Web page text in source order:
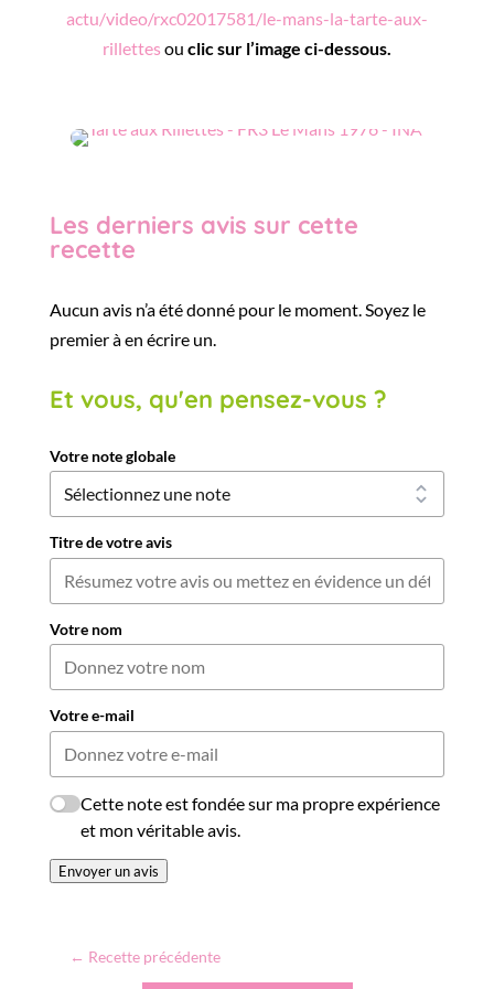
actu/video/rxc02017581/le-mans-la-tarte-aux-
rillettesou clic sur l’image ci-dessous.
Les derniers avis sur cette
recette
Aucun avis n’a été donné pour le moment. Soyez le
premier à en écrire un.
Et vous, qu'en pensez-vous ?
Votre note globale
Titre de votre avis
Votre nom
Votre e-mail
Cette note est fondée sur ma propre expérience
et mon véritable avis.
Envoyer un avis
← Recette précédente